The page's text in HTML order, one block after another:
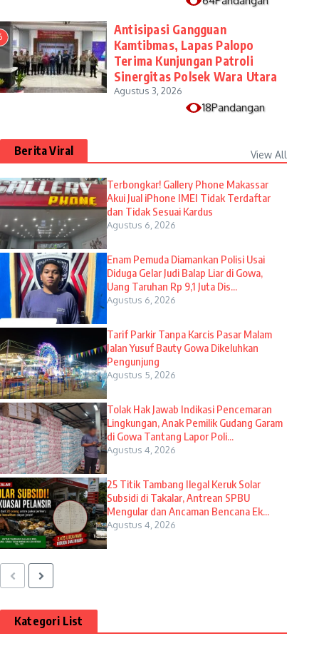
Antisipasi Gangguan
Kamtibmas, Lapas Palopo
Terima Kunjungan Patroli
Sinergitas Polsek Wara Utara
Agustus 3, 2026
18Pandangan
Berita Viral View All
Terbongkar! Gallery Phone Makassar
Akui Jual iPhone IMEI Tidak Terdaftar
dan Tidak Sesuai Kardus
Agustus 6, 2026
Enam Pemuda Diamankan Polisi Usai
Diduga Gelar Judi Balap Liar di Gowa,
Uang Taruhan Rp 9,1 Juta Dis...
Agustus 6, 2026
Tarif Parkir Tanpa Karcis Pasar Malam
Jalan Yusuf Bauty Gowa Dikeluhkan
Pengunjung
Agustus 5, 2026
Tolak Hak Jawab Indikasi Pencemaran
Lingkungan, Anak Pemilik Gudang Garam
di Gowa Tantang Lapor Poli...
Agustus 4, 2026
25 Titik Tambang Ilegal Keruk Solar
Subsidi di Takalar, Antrean SPBU
Mengular dan Ancaman Bencana Ek...
Agustus 4, 2026
Kategori List